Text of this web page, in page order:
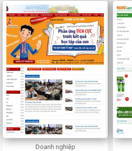
Doanh nghiệp